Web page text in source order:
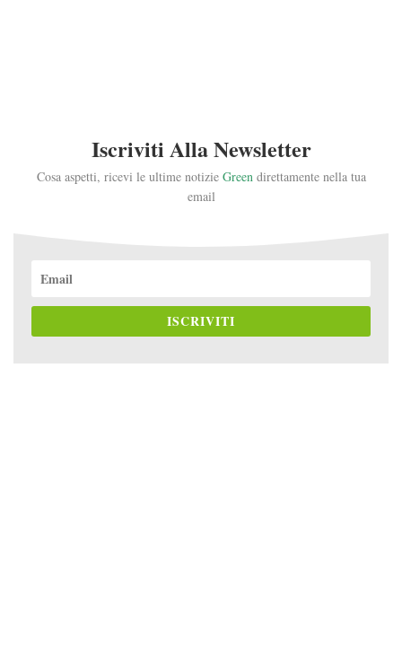
Iscriviti Alla Newsletter
Cosa aspetti, ricevi le ultime notizie Green direttamente nella tua
email
ISCRIVITI